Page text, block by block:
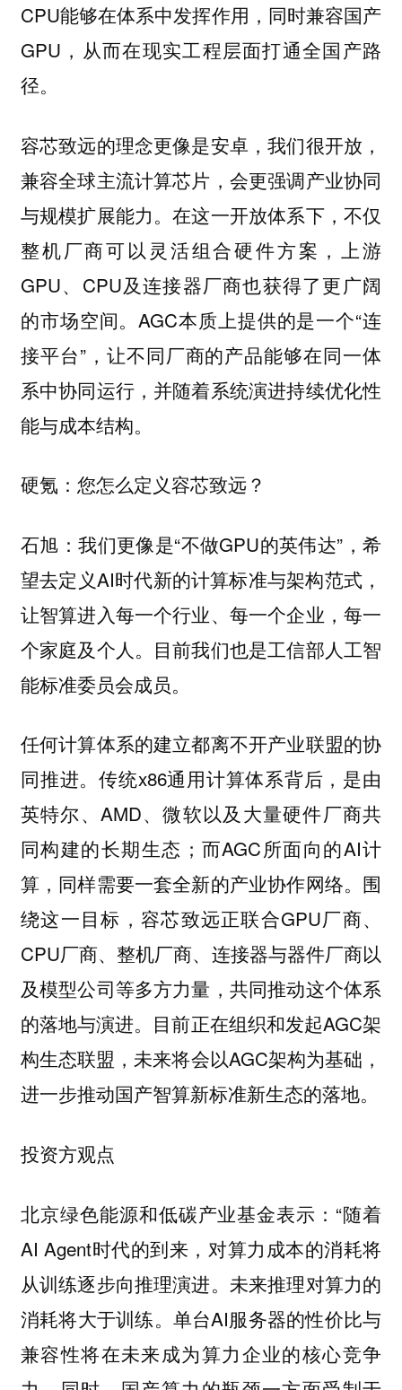
CPU能够在体系中发挥作用，同时兼容国产
GPU，从而在现实工程层面打通全国产路
径。
容芯致远的理念更像是安卓，我们很开放，
兼容全球主流计算芯片，会更强调产业协同
与规模扩展能力。在这一开放体系下，不仅
整机厂商可以灵活组合硬件方案，上游
GPU、CPU及连接器厂商也获得了更广阔
的市场空间。AGC本质上提供的是一个“连
接平台”，让不同厂商的产品能够在同一体
系中协同运行，并随着系统演进持续优化性
能与成本结构。
硬氪：您怎么定义容芯致远？
石旭：我们更像是“不做GPU的英伟达”，希
望去定义AI时代新的计算标准与架构范式，
让智算进入每一个行业、每一个企业，每一
个家庭及个人。目前我们也是工信部人工智
能标准委员会成员。
任何计算体系的建立都离不开产业联盟的协
同推进。传统x86通用计算体系背后，是由
英特尔、AMD、微软以及大量硬件厂商共
同构建的长期生态；而AGC所面向的AI计
算，同样需要一套全新的产业协作网络。围
绕这一目标，容芯致远正联合GPU厂商、
CPU厂商、整机厂商、连接器与器件厂商以
及模型公司等多方力量，共同推动这个体系
的落地与演进。目前正在组织和发起AGC架
构生态联盟，未来将会以AGC架构为基础，
进一步推动国产智算新标准新生态的落地。
投资方观点
北京绿色能源和低碳产业基金表示： “随着
AI Agent时代的到来，对算力成本的消耗将
从训练逐步向推理演进。未来推理对算力的
消耗将大于训练。单台AI服务器的性价比与
兼容性将在未来成为算力企业的核心竞争